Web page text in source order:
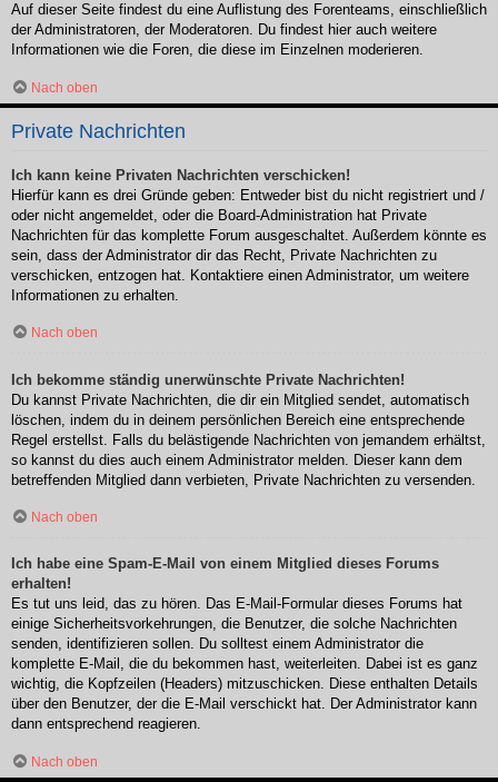
Auf dieser Seite findest du eine Auflistung des Forenteams, einschließlich
der Administratoren, der Moderatoren. Du findest hier auch weitere
Informationen wie die Foren, die diese im Einzelnen moderieren.
Nach oben
Private Nachrichten
Ich kann keine Privaten Nachrichten verschicken!
Hierfür kann es drei Gründe geben: Entweder bist du nicht registriert und /
oder nicht angemeldet, oder die Board-Administration hat Private
Nachrichten für das komplette Forum ausgeschaltet. Außerdem könnte es
sein, dass der Administrator dir das Recht, Private Nachrichten zu
verschicken, entzogen hat. Kontaktiere einen Administrator, um weitere
Informationen zu erhalten.
Nach oben
Ich bekomme ständig unerwünschte Private Nachrichten!
Du kannst Private Nachrichten, die dir ein Mitglied sendet, automatisch
löschen, indem du in deinem persönlichen Bereich eine entsprechende
Regel erstellst. Falls du belästigende Nachrichten von jemandem erhältst,
so kannst du dies auch einem Administrator melden. Dieser kann dem
betreffenden Mitglied dann verbieten, Private Nachrichten zu versenden.
Nach oben
Ich habe eine Spam-E-Mail von einem Mitglied dieses Forums
erhalten!
Es tut uns leid, das zu hören. Das E-Mail-Formular dieses Forums hat
einige Sicherheitsvorkehrungen, die Benutzer, die solche Nachrichten
senden, identifizieren sollen. Du solltest einem Administrator die
komplette E-Mail, die du bekommen hast, weiterleiten. Dabei ist es ganz
wichtig, die Kopfzeilen (Headers) mitzuschicken. Diese enthalten Details
über den Benutzer, der die E-Mail verschickt hat. Der Administrator kann
dann entsprechend reagieren.
Nach oben